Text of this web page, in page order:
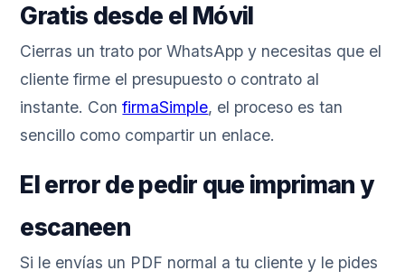
Gratis desde el Móvil
Cierras un trato por WhatsApp y necesitas que el
cliente firme el presupuesto o contrato al
instante. ConfirmaSimple, el proceso es tan
sencillo como compartir un enlace.
El error de pedir que impriman y
escaneen
Si le envías un PDF normal a tu cliente y le pides